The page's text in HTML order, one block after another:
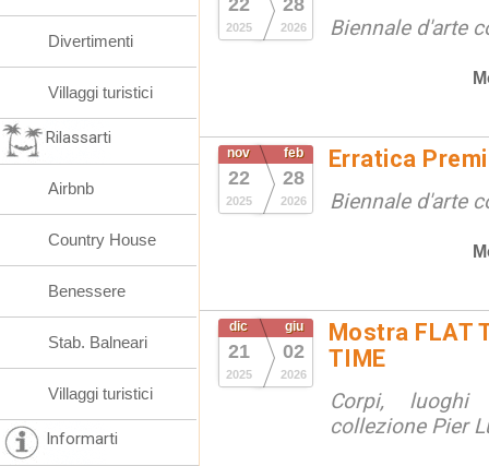
22
2025
28
2026 Biennale d'arte
nov
22
2025
feb
28
2026
Erratica
Biennale d'arte
dic
21
2025
giu
02
2026
Mostra FLAT
TIME
Corpi,
collezione Pier
Divertimenti
Villaggi turistici
Rilassarti
Airbnb
Country House
Benessere
Stab. Balneari
Villaggi turistici
Informarti